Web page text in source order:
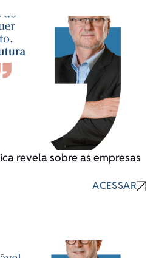
revela sobre as empresas
ACESSAR